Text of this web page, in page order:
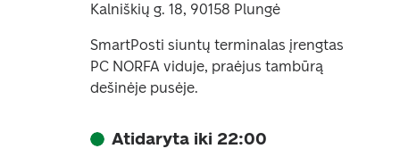
Kalniškių g. 18, 90158 Plungė
SmartPosti siuntų terminalas įrengtas
PC NORFA viduje, praėjus tambūrą
dešinėje pusėje.
Atidaryta iki 22:00